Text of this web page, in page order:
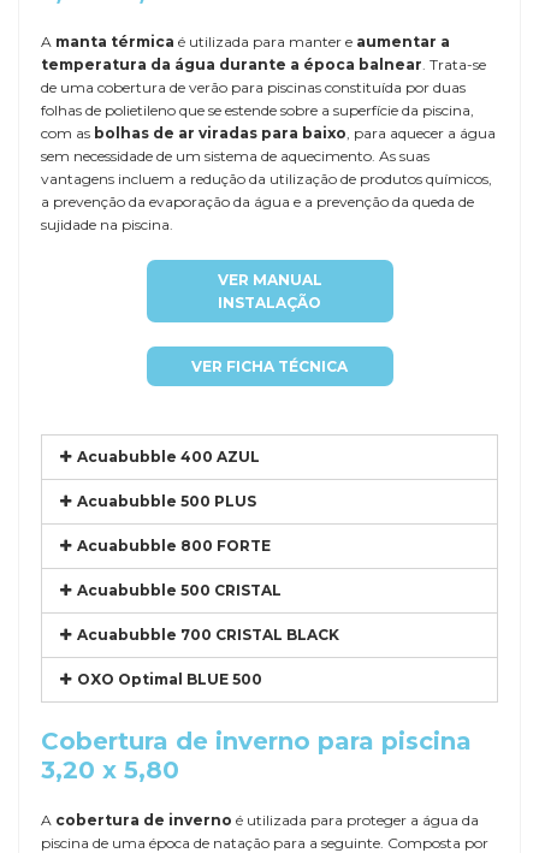
A manta térmica é utilizada para manter e aumentar a
temperatura da água durante a época balnear. Trata-se
de uma cobertura de verão para piscinas constituída por duas
folhas de polietileno que se estende sobre a superfície da piscina,
com as bolhas de ar viradas para baixo, para aquecer a água
sem necessidade de um sistema de aquecimento. As suas
vantagens incluem a redução da utilização de produtos químicos,
a prevenção da evaporação da água e a prevenção da queda de
sujidade na piscina.
VER MANUAL
INSTALAÇÃO
VER FICHA TÉCNICA
Acuabubble 400 AZUL
Acuabubble 500 PLUS
Acuabubble 800 FORTE
Acuabubble 500 CRISTAL
Acuabubble 700 CRISTAL BLACK
OXO Optimal BLUE 500
Cobertura de inverno para piscina
3,20 x 5,80
A cobertura de inverno é utilizada para proteger a água da
piscina de uma época de natação para a seguinte. Composta por